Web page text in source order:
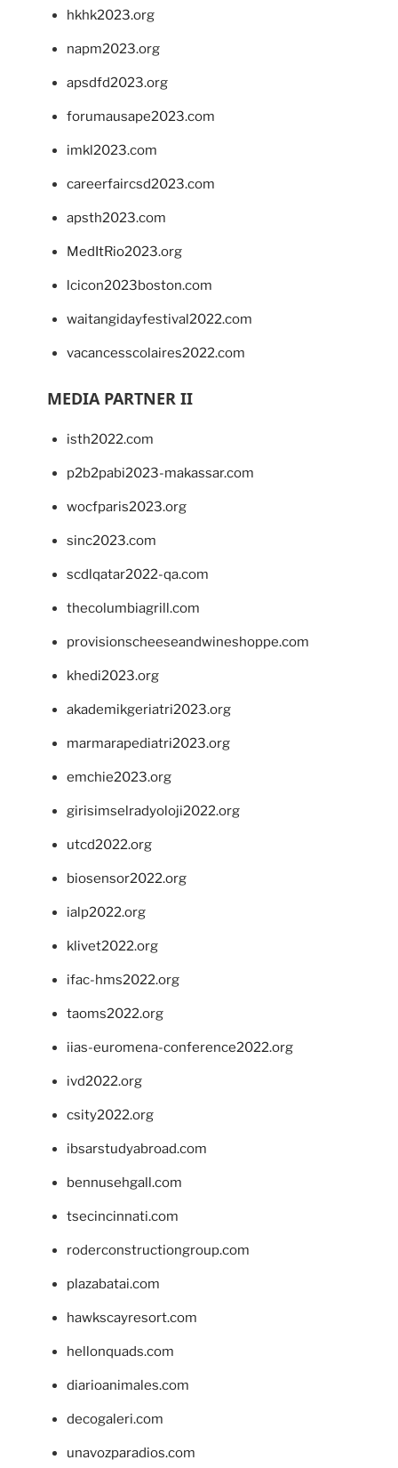
hkhk2023.org
napm2023.org
apsdfd2023.org
forumausape2023.com
imkl2023.com
careerfaircsd2023.com
apsth2023.com
MedItRio2023.org
lcicon2023boston.com
waitangidayfestival2022.com
vacancesscolaires2022.com
MEDIA PARTNER II
isth2022.com
p2b2pabi2023-makassar.com
wocfparis2023.org
sinc2023.com
scdlqatar2022-qa.com
thecolumbiagrill.com
provisionscheeseandwineshoppe.com
khedi2023.org
akademikgeriatri2023.org
marmarapediatri2023.org
emchie2023.org
girisimselradyoloji2022.org
utcd2022.org
biosensor2022.org
ialp2022.org
klivet2022.org
ifac-hms2022.org
taoms2022.org
iias-euromena-conference2022.org
ivd2022.org
csity2022.org
ibsarstudyabroad.com
bennusehgall.com
tsecincinnati.com
roderconstructiongroup.com
plazabatai.com
hawkscayresort.com
hellonquads.com
diarioanimales.com
decogaleri.com
unavozparadios.com